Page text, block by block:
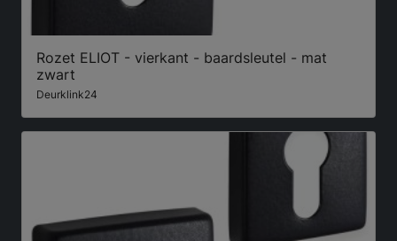
Rozet ELIOT - vierkant - baardsleutel - mat
zwart
Deurklink24